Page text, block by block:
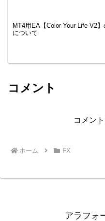
MT4用EA【Color Your Life V2
について
コメント
コメン
ホーム FX
アラフォ